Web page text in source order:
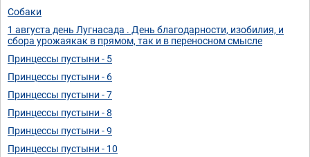
Собаки
1 августа день Лугнасада . День благодарности, изобилия, и
сбора урожаякак в прямом, так и в переносном смысле
Принцессы пустыни - 5
Принцессы пустыни - 6
Принцессы пустыни - 7
Принцессы пустыни - 8
Принцессы пустыни - 9
Принцессы пустыни - 10